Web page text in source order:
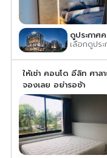
ดูประกาศ
เลือกดูปร
ให้เช่า คอนโด อีลิท ศา
จองเลย อย่ารอช้า